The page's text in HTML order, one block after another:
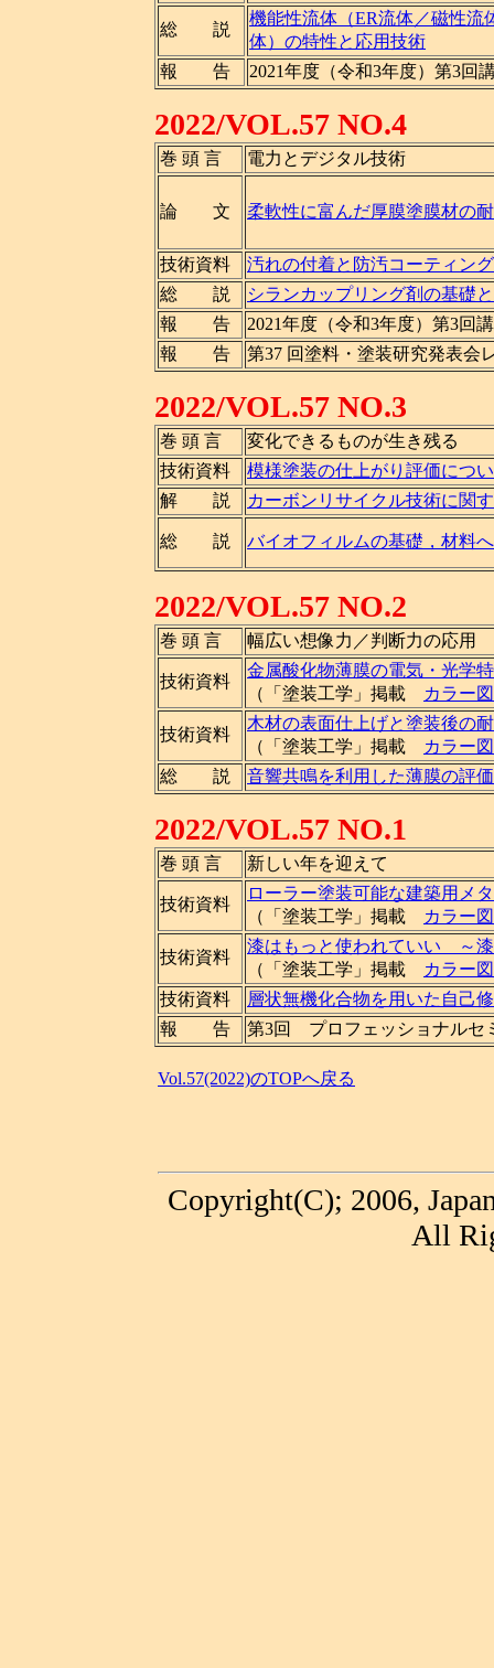
総 説
機能性流体（ER流体／磁性流
体）の特性と応用技術
報 告
2021年度（令和3年度）第3回
2022/VOL.57 NO.4
巻 頭 言 電力とデジタル技術
論 文 柔軟性に富んだ厚膜塗膜材の
技術資料
汚れの付着と防汚コーティング
総 説
シランカップリング剤の基礎
報 告
2021年度（令和3年度）第3回
報 告
第37 回塗料・塗装研究発表会
2022/VOL.57 NO.3
巻 頭 言
変化できるものが生き残る
技術資料
模様塗装の仕上がり評価につ
解 説
カーボンリサイクル技術に関
総 説 バイオフィルムの基礎，材料
2022/VOL.57 NO.2
巻 頭 言 幅広い想像力／判断力の応用
技術資料
金属酸化物薄膜の電気・光学
（「塗装工学」掲載
カラー図
技術資料
木材の表面仕上げと塗装後の
（「塗装工学」掲載
カラー図
総 説
音響共鳴を利用した薄膜の評
2022/VOL.57 NO.1
巻 頭 言 新しい年を迎えて
技術資料
ローラー塗装可能な建築用メ
（「塗装工学」掲載
カラー図
技術資料
漆はもっと使われていい ～
（「塗装工学」掲載
カラー図
技術資料
層状無機化合物を用いた自己
報 告
第3回 プロフェッショナルセ
Vol.57(2022)のTOPへ戻る
Copyright(C); 2006,
All